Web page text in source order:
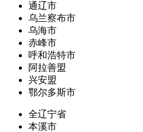
通辽市
乌兰察布市
乌海市
赤峰市
呼和浩特市
阿拉善盟
兴安盟
鄂尔多斯市
全辽宁省
本溪市